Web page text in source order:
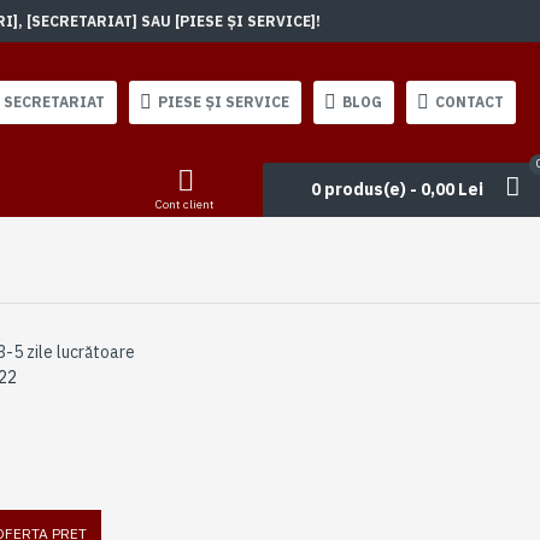
[SECRETARIAT] SAU [PIESE ȘI SERVICE]!
SECRETARIAT PIESE ȘI SERVICE BLOG CONTACT
Cont client
0 produs(e) - 0,00 Lei
5 zile lucrătoare
PRET